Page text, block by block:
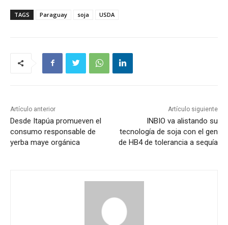
TAGS Paraguay soja USDA
Artículo anterior
Desde Itapúa promueven el
consumo responsable de
yerba maye orgánica
Artículo siguiente
INBIO va alistando su
tecnología de soja con el gen
de HB4 de tolerancia a sequía